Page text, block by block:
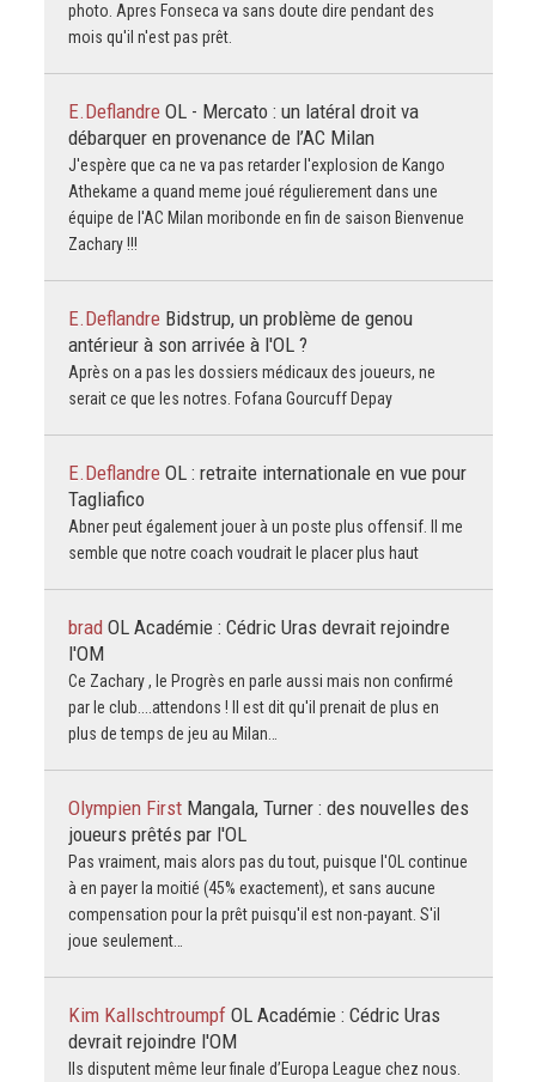
photo. Apres Fonseca va sans doute dire pendant des
mois qu'il n'est pas prêt.
E.Deflandre OL - Mercato : un latéral droit va
débarquer en provenance de l’AC Milan
J'espère que ca ne va pas retarder l'explosion de Kango
Athekame a quand meme joué régulierement dans une
équipe de l'AC Milan moribonde en fin de saison Bienvenue
Zachary !!!
E.Deflandre Bidstrup, un problème de genou
antérieur à son arrivée à l'OL ?
Après on a pas les dossiers médicaux des joueurs, ne
serait ce que les notres. Fofana Gourcuff Depay
E.Deflandre OL : retraite internationale en vue pour
Tagliafico
Abner peut également jouer à un poste plus offensif. Il me
semble que notre coach voudrait le placer plus haut
brad OL Académie : Cédric Uras devrait rejoindre
l'OM
Ce Zachary , le Progrès en parle aussi mais non confirmé
par le club....attendons ! Il est dit qu'il prenait de plus en
plus de temps de jeu au Milan…
Olympien First Mangala, Turner : des nouvelles des
joueurs prêtés par l'OL
Pas vraiment, mais alors pas du tout, puisque l'OL continue
à en payer la moitié (45% exactement), et sans aucune
compensation pour la prêt puisqu'il est non-payant. S'il
joue seulement…
Kim Kallschtroumpf OL Académie : Cédric Uras
devrait rejoindre l'OM
Ils disputent même leur finale d’Europa League chez nous.